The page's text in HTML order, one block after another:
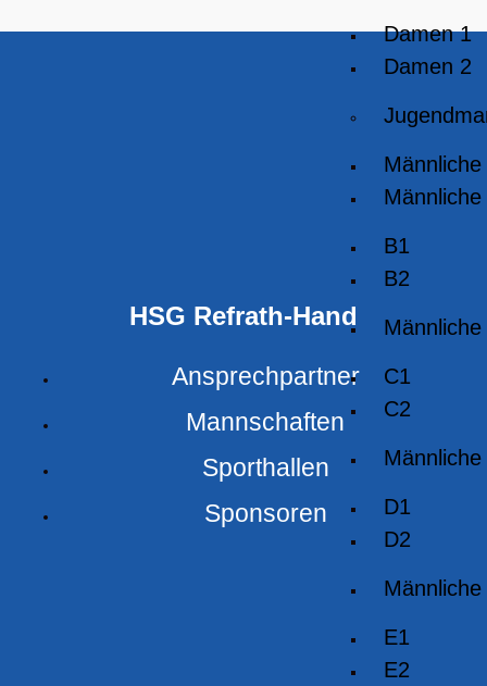
Damen 1
Damen 2
B1
B2
C1
C2
D1
D2
E1
E2
HSG Refrath-Hand
Ansprechpartner
Mannschaften
Sporthallen
Sponsoren